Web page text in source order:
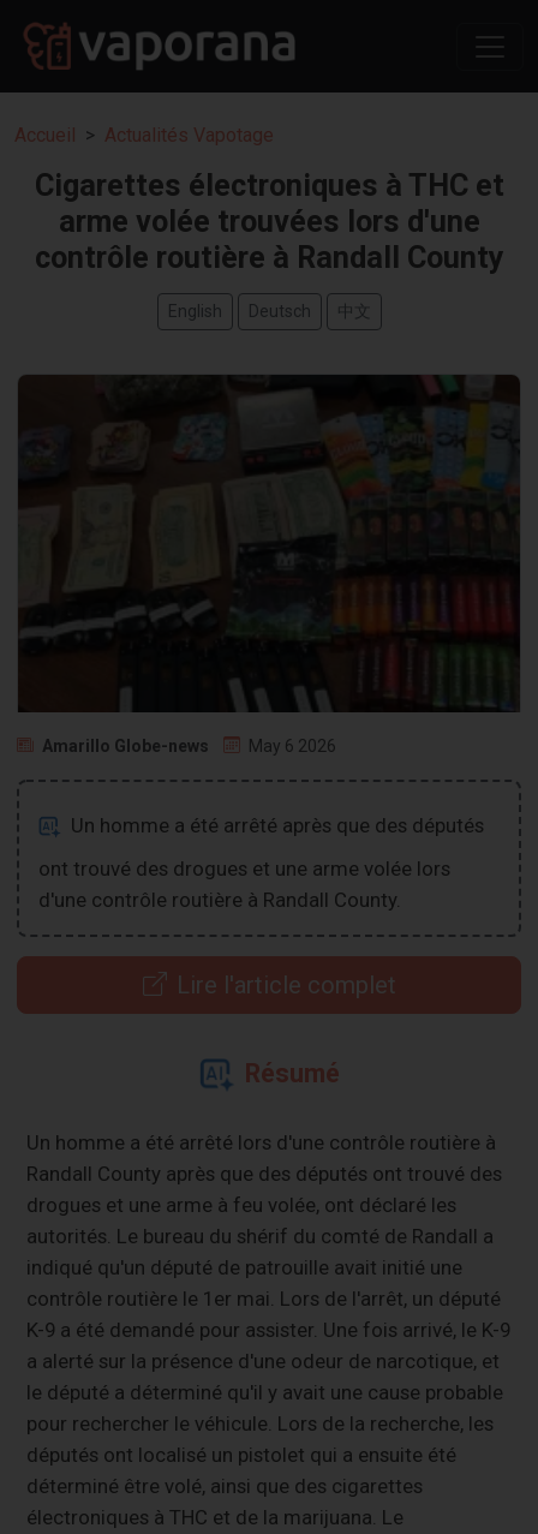
Accueil Actualités Vapotage
Cigarettes électroniques à THC et
arme volée trouvées lors d'une
contrôle routière à Randall County
English Deutsch 中文
Amarillo Globe-news May 6 2026
Un homme a été arrêté après que des députés
ont trouvé des drogues et une arme volée lors
d'une contrôle routière à Randall County.
Lire l'article complet
Résumé
Un homme a été arrêté lors d'une contrôle routière à
Randall County après que des députés ont trouvé des
drogues et une arme à feu volée, ont déclaré les
autorités. Le bureau du shérif du comté de Randall a
indiqué qu'un député de patrouille avait initié une
contrôle routière le 1er mai. Lors de l'arrêt, un député
K-9 a été demandé pour assister. Une fois arrivé, le K-9
a alerté sur la présence d'une odeur de narcotique, et
le député a déterminé qu'il y avait une cause probable
pour rechercher le véhicule. Lors de la recherche, les
députés ont localisé un pistolet qui a ensuite été
déterminé être volé, ainsi que des cigarettes
électroniques à THC et de la marijuana. Le